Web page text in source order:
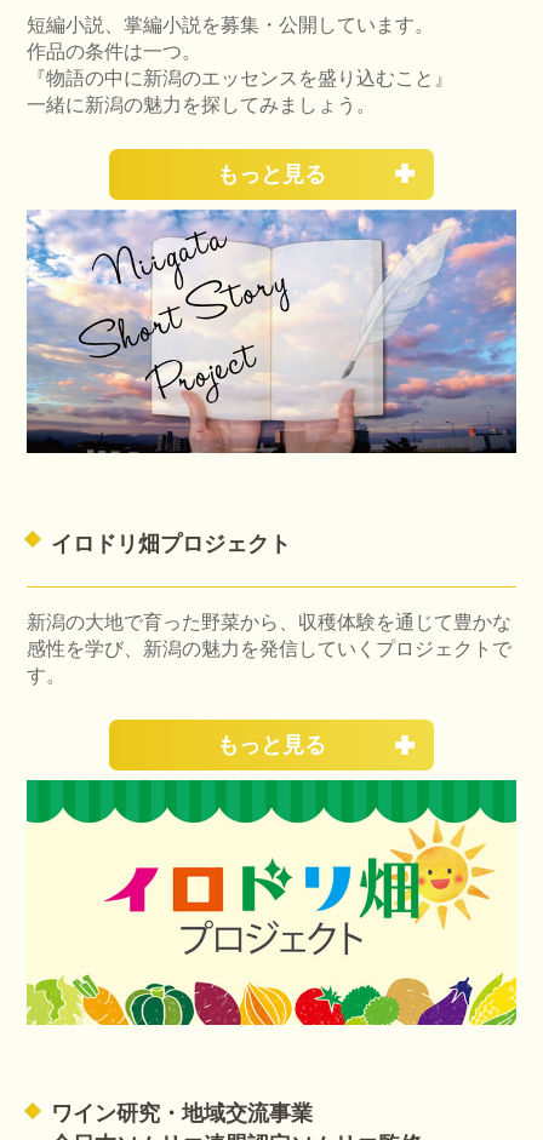
短編小説、掌編小説を募集・公開しています。
作品の条件は一つ。
『物語の中に新潟のエッセンスを盛り込むこと』
一緒に新潟の魅力を探してみましょう。
もっと見る
イロドリ畑プロジェクト
新潟の大地で育った野菜から、収穫体験を通じて豊かな
感性を学び、新潟の魅力を発信していくプロジェクトで
す。
もっと見る
ワイン研究・地域交流事業